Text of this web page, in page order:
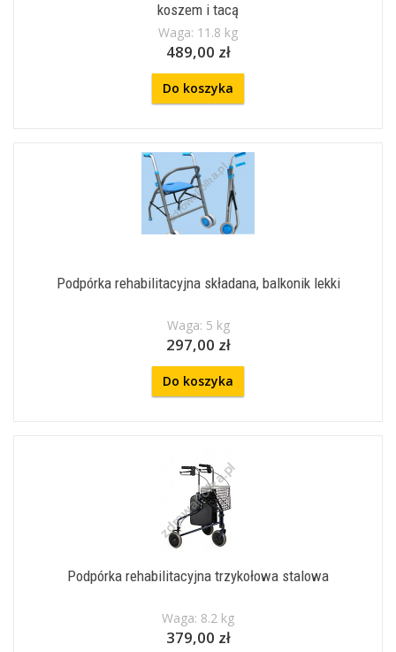
koszem i tacą
Waga: 11.8 kg
489,00 zł
Do koszyka
Podpórka rehabilitacyjna składana, balkonik lekki
Waga: 5 kg
297,00 zł
Do koszyka
Podpórka rehabilitacyjna trzykołowa stalowa
Waga: 8.2 kg
379,00 zł